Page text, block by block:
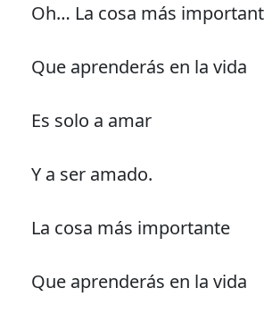
Oh… La cosa más
Que aprenderás en la vida
Es solo a amar
Y a ser amado.
La cosa más importante
Que aprenderás en la vida